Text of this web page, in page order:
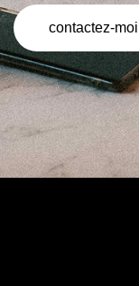
contactez-moi